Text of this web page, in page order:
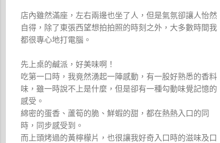
店內雖然滿座，左右兩邊也坐了人，但是氣氛卻讓人怡然
自得，除了東張西望想拍拍照的時刻之外，大多數時間我
都很專心地打電腦。
先上桌的鹹派，好美味啊！
吃第一口時，我竟然湧起一陣感動，有一股好熟悉的香料
味，雖一時說不上是什麼，但是卻有一種勾動味覺記憶的
感受。
綿密的蛋香、蘆筍的脆、鮮蝦的甜，都在熱熱入口的同
時，同步感受到。
而上頭烤過的黃檸檬片，也很讓我好奇入口時的滋味及口